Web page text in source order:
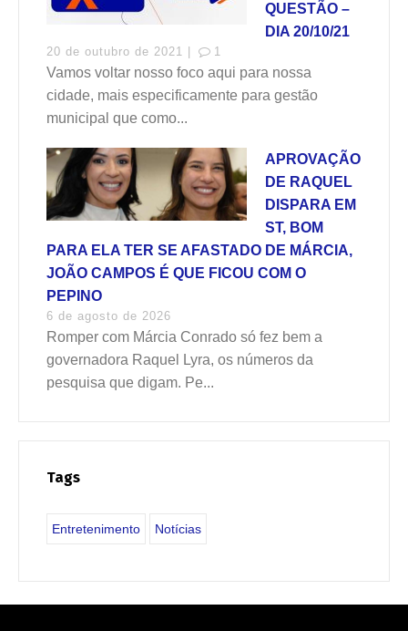
QUESTÃO –
DIA 20/10/21
20 de outubro de 2021 | 1
Vamos voltar nosso foco aqui para nossa
cidade, mais especificamente para gestão
municipal que como...
APROVAÇÃO
DE RAQUEL
DISPARA EM
ST, BOM
PARA ELA TER SE AFASTADO DE MÁRCIA,
JOÃO CAMPOS É QUE FICOU COM O
PEPINO
6 de agosto de 2026
Romper com Márcia Conrado só fez bem a
governadora Raquel Lyra, os números da
pesquisa que digam. Pe...
Tags
Entretenimento Notícias